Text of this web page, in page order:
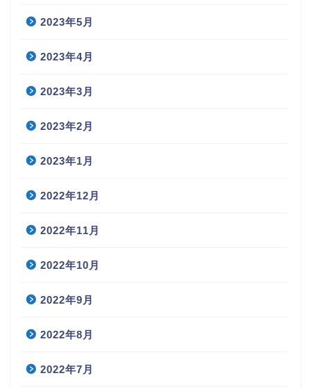
2023年5月
2023年4月
2023年3月
2023年2月
2023年1月
2022年12月
2022年11月
2022年10月
2022年9月
2022年8月
2022年7月